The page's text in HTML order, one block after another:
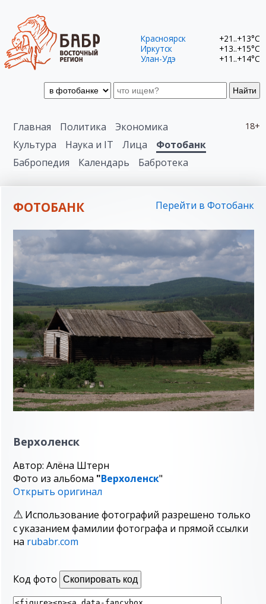
Найти
Красноярск
+21..+13°C
Иркутск
+13..+15°C
Улан-Удэ
+11..+14°C
18+
Главная Политика
Экономика
Культура
Наука и IT Лица
Фотобанк
Бабропедия
Календарь Бабротека
ФОТОБАНК Перейти в Фотобанк
Верхоленск
Автор: Алёна Штерн
Фото из альбома "Верхоленск"
Открыть оригинал
Использование фотографий разрешено только
с указанием фамилии фотографа и прямой ссылки
на rubabr.com
Код фото Скопировать код